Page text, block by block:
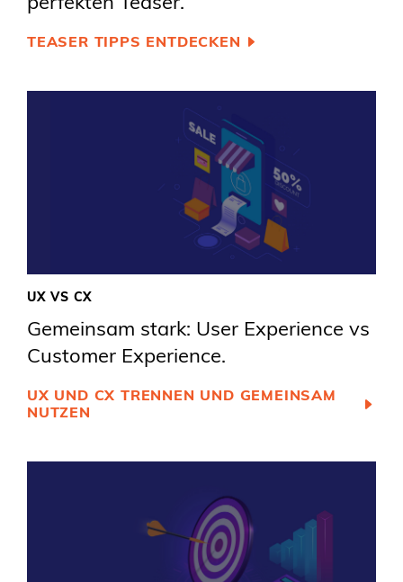
TEASER TIPPS ENTDECKEN
UX VS CX
Gemeinsam stark: User Experience vs
Customer Experience.
UX UND CX TRENNEN UND GEMEINSAM
NUTZEN